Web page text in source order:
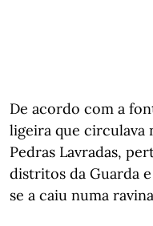
De acordo com a
ligeira que circulava
Pedras Lavradas,
distritos da Guarda
se a caiu numa